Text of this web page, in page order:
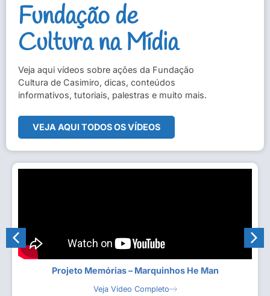
Fundação de
Cultura na Mídia
Veja aqui vídeos sobre ações da Fundação
Cultura de Casimiro, dicas, conteúdos
informativos, tutoriais, palestras e muito mais.
VEJA AQUI TODOS OS VÍDEOS
Projeto Memórias – Marquinhos He Man
Veja Vídeo Completo